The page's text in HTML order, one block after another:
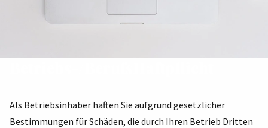
Als Betriebsinhaber haften Sie aufgrund gesetzlicher
Bestimmungen für Schäden, die durch Ihren Betrieb Dritten